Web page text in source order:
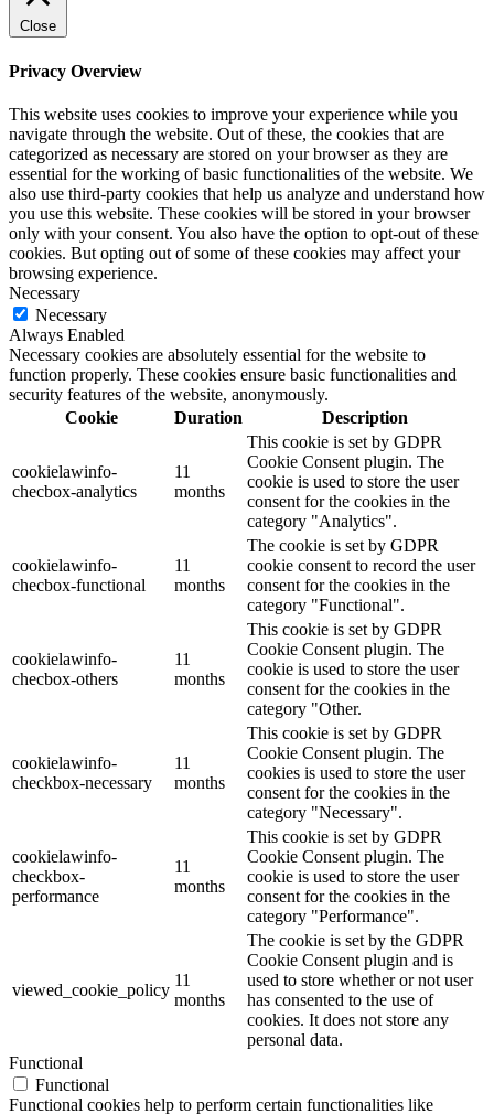
Close
Privacy Overview
This website uses cookies to improve your experience while you
navigate through the website. Out of these, the cookies that are
categorized as necessary are stored on your browser as they are
essential for the working of basic functionalities of the website. We
also use third-party cookies that help us analyze and understand how
you use this website. These cookies will be stored in your browser
only with your consent. You also have the option to opt-out of these
cookies. But opting out of some of these cookies may affect your
browsing experience.
Necessary
Necessary
Always Enabled
Necessary cookies are absolutely essential for the website to
function properly. These cookies ensure basic functionalities and
security features of the website, anonymously.
Cookie
Duration Description
cookielawinfo-
checbox-analytics
11
months
This cookie is set by GDPR
Cookie Consent plugin. The
cookie is used to store the user
consent for the cookies in the
category "Analytics".
cookielawinfo-
checbox-functional
11
months
The cookie is set by GDPR
cookie consent to record the user
consent for the cookies in the
category "Functional".
cookielawinfo-
checbox-others
11
months
This cookie is set by GDPR
Cookie Consent plugin. The
cookie is used to store the user
consent for the cookies in the
category "Other.
cookielawinfo-
checkbox-necessary
11
months
This cookie is set by GDPR
Cookie Consent plugin. The
cookies is used to store the user
consent for the cookies in the
category "Necessary".
cookielawinfo-
checkbox-
performance
11
months
This cookie is set by GDPR
Cookie Consent plugin. The
cookie is used to store the user
consent for the cookies in the
category "Performance".
viewed_cookie_policy
11
months
The cookie is set by the GDPR
Cookie Consent plugin and is
used to store whether or not user
has consented to the use of
cookies. It does not store any
personal data.
Functional
Functional
Functional cookies help to perform certain functionalities like